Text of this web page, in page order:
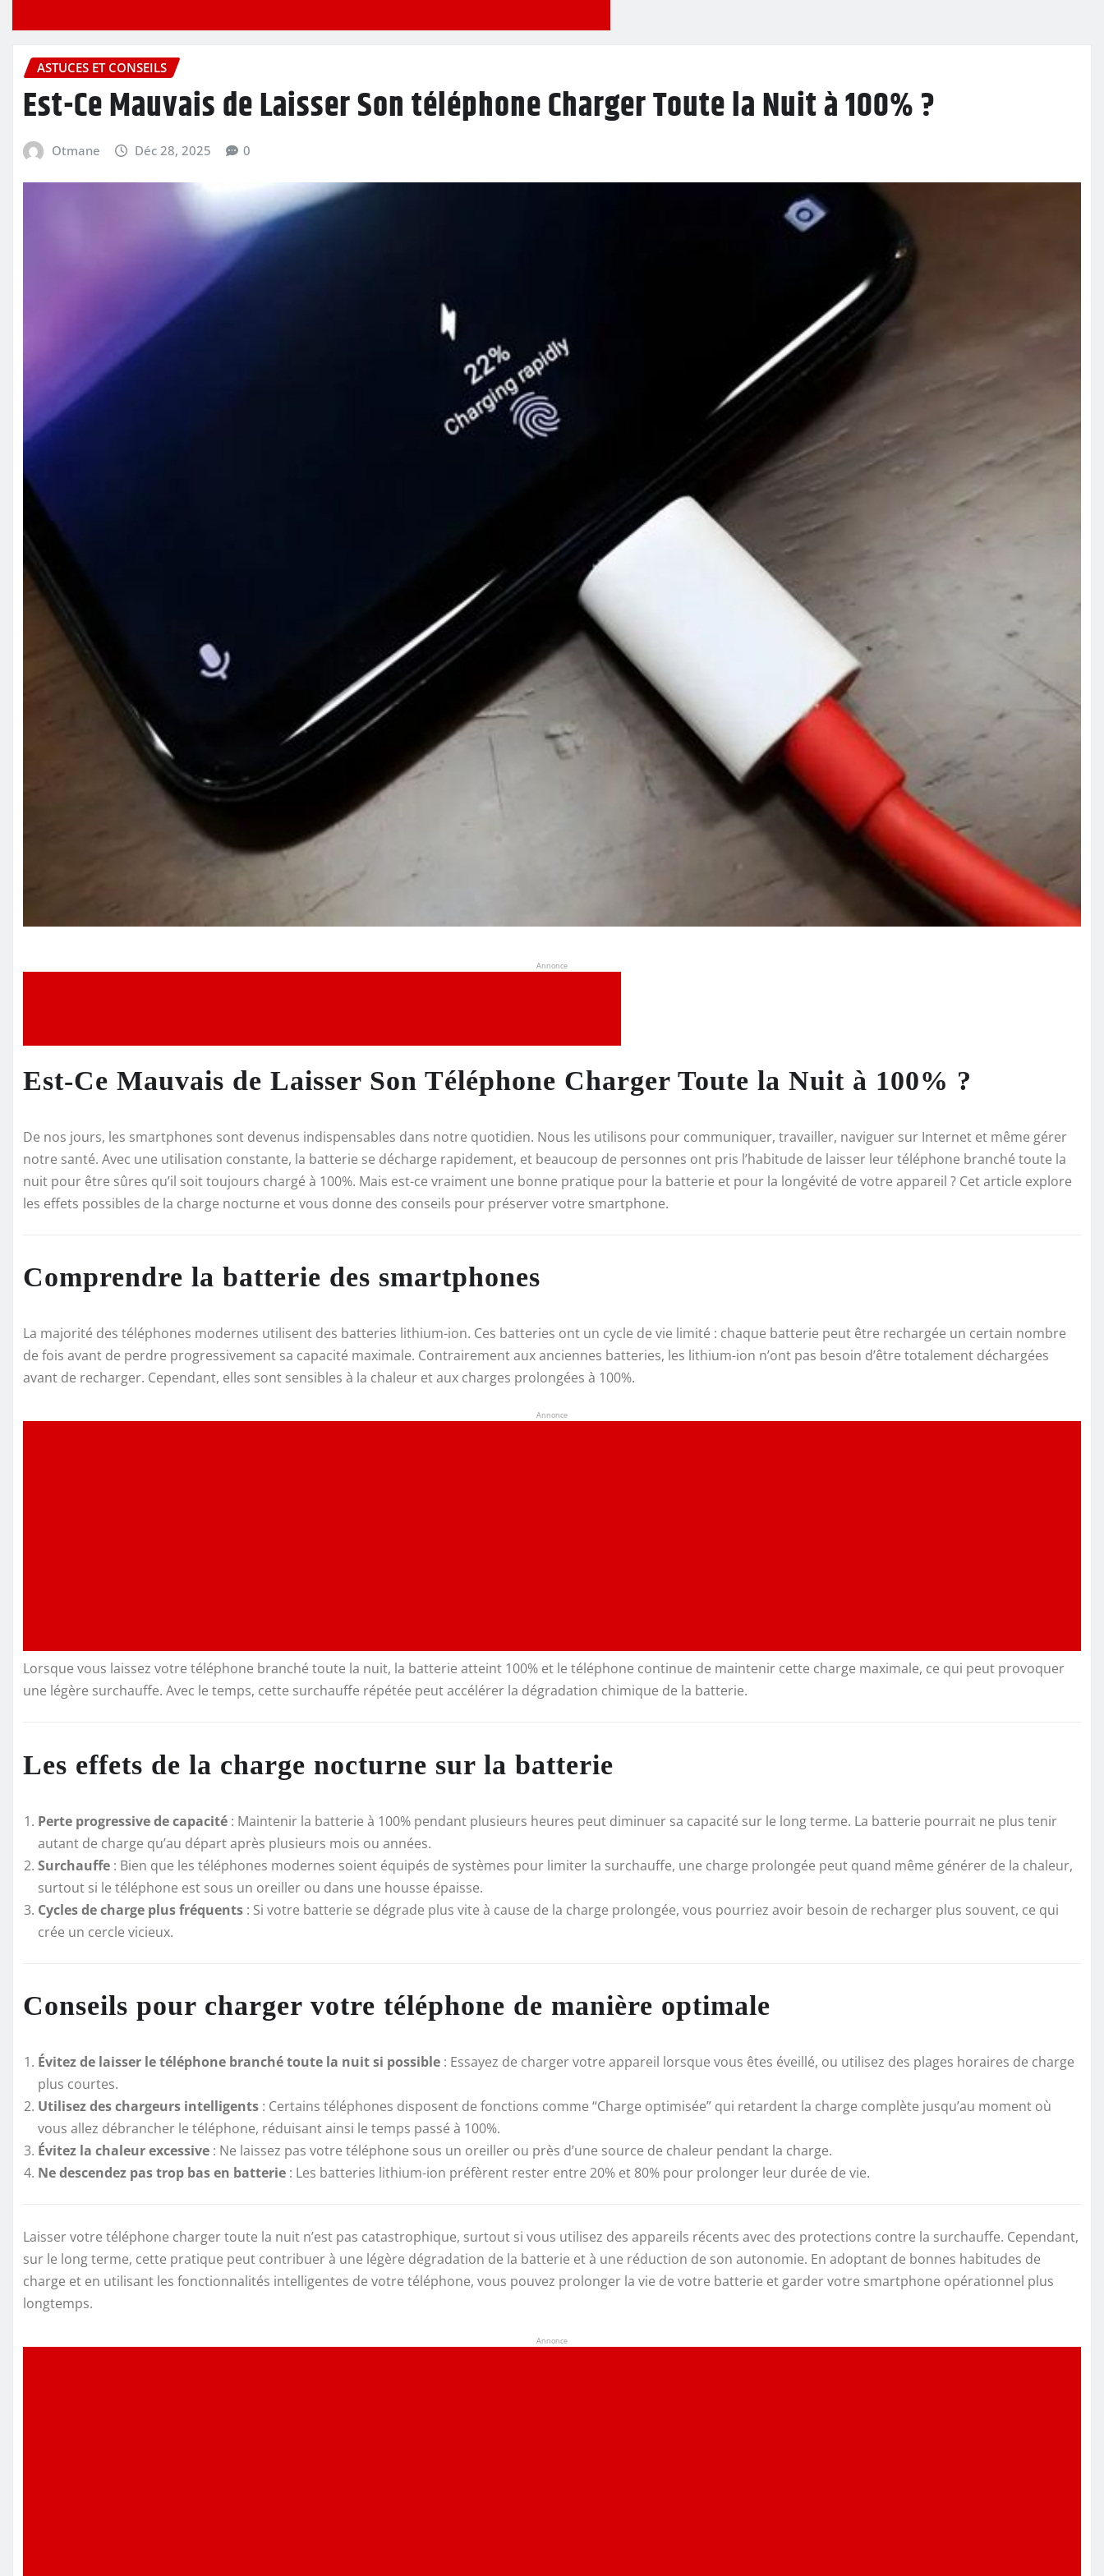
ASTUCES ET CONSEILS
Est-Ce Mauvais de Laisser Son téléphone Charger Toute la Nuit à 100% ?
Otmane Déc 28, 2025 0
Annonce
Est-Ce Mauvais de Laisser Son Téléphone Charger Toute la Nuit à 100% ?
De nos jours, les smartphones sont devenus indispensables dans notre quotidien. Nous les utilisons pour communiquer, travailler, naviguer sur Internet et même gérer
notre santé. Avec une utilisation constante, la batterie se décharge rapidement, et beaucoup de personnes ont pris l’habitude de laisser leur téléphone branché toute la
nuit pour être sûres qu’il soit toujours chargé à 100%. Mais est-ce vraiment une bonne pratique pour la batterie et pour la longévité de votre appareil ? Cet article explore
les effets possibles de la charge nocturne et vous donne des conseils pour préserver votre smartphone.
Comprendre la batterie des smartphones
La majorité des téléphones modernes utilisent des batteries lithium-ion. Ces batteries ont un cycle de vie limité : chaque batterie peut être rechargée un certain nombre
de fois avant de perdre progressivement sa capacité maximale. Contrairement aux anciennes batteries, les lithium-ion n’ont pas besoin d’être totalement déchargées
avant de recharger. Cependant, elles sont sensibles à la chaleur et aux charges prolongées à 100%.
Annonce
Lorsque vous laissez votre téléphone branché toute la nuit, la batterie atteint 100% et le téléphone continue de maintenir cette charge maximale, ce qui peut provoquer
une légère surchauffe. Avec le temps, cette surchauffe répétée peut accélérer la dégradation chimique de la batterie.
Les effets de la charge nocturne sur la batterie
Perte progressive de capacité : Maintenir la batterie à 100% pendant plusieurs heures peut diminuer sa capacité sur le long terme. La batterie pourrait ne plus tenir
autant de charge qu’au départ après plusieurs mois ou années.
Surchauffe : Bien que les téléphones modernes soient équipés de systèmes pour limiter la surchauffe, une charge prolongée peut quand même générer de la chaleur,
surtout si le téléphone est sous un oreiller ou dans une housse épaisse.
Cycles de charge plus fréquents : Si votre batterie se dégrade plus vite à cause de la charge prolongée, vous pourriez avoir besoin de recharger plus souvent, ce qui
crée un cercle vicieux.
Conseils pour charger votre téléphone de manière optimale
Évitez de laisser le téléphone branché toute la nuit si possible : Essayez de charger votre appareil lorsque vous êtes éveillé, ou utilisez des plages horaires de charge
plus courtes.
Utilisez des chargeurs intelligents : Certains téléphones disposent de fonctions comme “Charge optimisée” qui retardent la charge complète jusqu’au moment où
vous allez débrancher le téléphone, réduisant ainsi le temps passé à 100%.
Évitez la chaleur excessive : Ne laissez pas votre téléphone sous un oreiller ou près d’une source de chaleur pendant la charge.
Ne descendez pas trop bas en batterie : Les batteries lithium-ion préfèrent rester entre 20% et 80% pour prolonger leur durée de vie.
Laisser votre téléphone charger toute la nuit n’est pas catastrophique, surtout si vous utilisez des appareils récents avec des protections contre la surchauffe. Cependant,
sur le long terme, cette pratique peut contribuer à une légère dégradation de la batterie et à une réduction de son autonomie. En adoptant de bonnes habitudes de
charge et en utilisant les fonctionnalités intelligentes de votre téléphone, vous pouvez prolonger la vie de votre batterie et garder votre smartphone opérationnel plus
longtemps.
Annonce